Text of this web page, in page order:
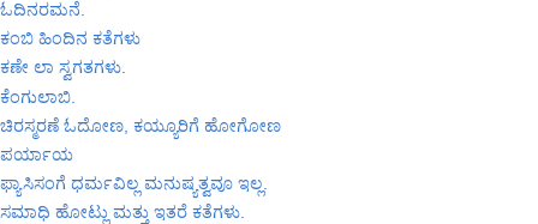
ಓದಿನರಮನೆ.
ಕಂಬಿ ಹಿಂದಿನ ಕತೆಗಳು
ಕಣೇ ಲಾ ಸ್ವಗತಗಳು.
ಕೆಂಗುಲಾಬಿ.
ಚಿರಸ್ಮರಣೆ ಓದೋಣ, ಕಯ್ಯೂರಿಗೆ ಹೋಗೋಣ
ಪರ್ಯಾಯ
ಫ್ಯಾಸಿಸಂಗೆ ಧರ್ಮವಿಲ್ಲ ಮನುಷ್ಯತ್ವವೂ ಇಲ್ಲ.
ಸಮಾಧಿ ಹೋಟ್ಲು ಮತ್ತು ಇತರೆ ಕತೆಗಳು.